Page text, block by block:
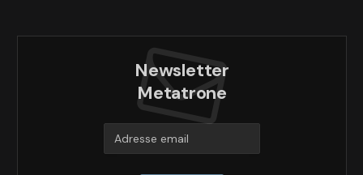
Newsletter
Metatrone